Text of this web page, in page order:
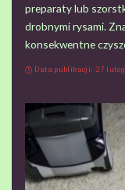
preparaty lub
drobnymi rysami.
konsekwentne
Data publikacji: 27